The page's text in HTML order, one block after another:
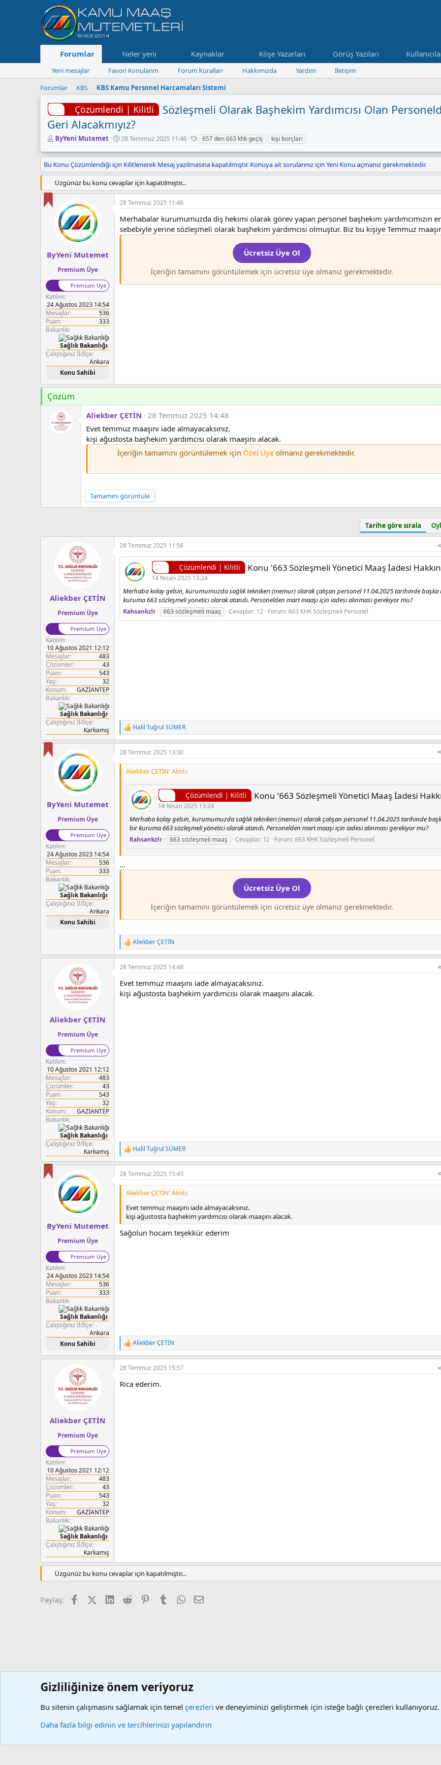
Forumlar Neler yeni Kaynaklar Köşe Yazarları Görüş Yazıları
Yeni mesajlar Favori Konularım Forum Kuralları Hakkımızda Yardım
İletişim
Forumlar
KBS KBS Kamu Personel Harcamaları Sistemi
Çözümlendi | Kilitli
Sözleşmeli̇ Olarak Başheki̇m Yardımcısı Olan
Geri̇ Alacakmıyız?
K
n
u
y
u
B
n
ByYeni Mutemet
B
ş
l
a
n
g
ı
ç
t
a
r
28 Temmuz 2025 11:46
E
t
i
k
e
l
r
657 den 663 khk geçiş kişi borçları
Bu Konu Çözümlendiği için Kilitlenerek Mesaj yazılmasına kapatılmıştır. Konuya ait sorularınız için Yeni Konu açmanız gerekmektedir.
Üzgünüz bu konu cevaplar için kapatılmıştır...
ByYeni Mutemet
Premium Üye
Premium Üye
Katılım
24 Ağustos 2023 14:54
Mesajlar
536
Puan
333
Bakanlık
Sağlık Bakanlığı
Çalıştığınız İl/İlçe
Ankara
Konu Sahibi
28 Temmuz 2025 11:46
Merhabalar kurumumuzda diş hekimi olarak görev yapan personel başhekim yardımcımızın
sebebiyle yerine sözleşmeli olarak başhekim yardımcısı olmuştur. Biz bu kişiye Temmuz
Ücretsiz Üye Ol
İçeriğin tamamını görüntülemek için ücretsiz üye olmanız gerekmektedir.
Çözüm
Aliekber ÇETİN
28 Temmuz 2025 14:48
Evet temmuz maaşını iade almayacaksınız.
kişi ağustosta başhekim yardımcısı olarak maaşını alacak.
İçeriğin tamamını görüntülemek için Özel Üye olmanız gerekmektedir.
Tamamını görüntüle
Tarihe göre sırala
Aliekber ÇETİN
Premium Üye
Premium Üye
Katılım
10 Ağustos 2021 12:12
Mesajlar
483
Çözümler
43
Puan
543
Yaş
32
Konum
GAZİANTEP
Bakanlık
Sağlık Bakanlığı
Çalıştığınız İl/İlçe
Karkamış
28 Temmuz 2025 11:56
Çözümlendi | Kilitli Konu '663 Sözleşmeli Yönetici Maaş İadesi
14 Nisan 2025 13:24
Merhaba kolay gelsin, kurumumuzda sağlık teknikeri (memur) olarak çalışan personel 11.04.2025 tarihinde başka
kuruma 663 sözleşmeli yönetici olarak atandı. Personelden mart maaşı için iadesi alınması gerekiyor mu?
Rahsankzlr 663 sözleşmeli maaş Cevaplar: 12 Forum:663 KHK Sözleşmeli Personel
T
e
p
k
i
Halil Tuğrul SÜMER
ByYeni Mutemet
Premium Üye
Premium Üye
Katılım
24 Ağustos 2023 14:54
Mesajlar
536
Puan
333
Bakanlık
Sağlık Bakanlığı
Çalıştığınız İl/İlçe
Ankara
Konu Sahibi
28 Temmuz 2025 13:30
Aliekber ÇETİN' Alıntı:
Çözümlendi | Kilitli Konu '663 Sözleşmeli Yönetici Maaş İadesi Hakkında'
14 Nisan 2025 13:24
Merhaba kolay gelsin, kurumumuzda sağlık teknikeri (memur) olarak çalışan personel 11.04.2025 tarihinde
bir kuruma 663 sözleşmeli yönetici olarak atandı. Personelden mart maaşı için iadesi alınması gerekiyor mu?
Rahsankzlr 663 sözleşmeli maaş Cevaplar: 12 Forum:663 KHK Sözleşmeli Personel
...
Ücretsiz Üye Ol
İçeriğin tamamını görüntülemek için ücretsiz üye olmanız gerekmektedir.
T
e
p
k
l
e
Aliekber ÇETİN
Aliekber ÇETİN
Premium Üye
Premium Üye
Katılım
10 Ağustos 2021 12:12
Mesajlar
483
Çözümler
43
Puan
543
Yaş
32
Konum
GAZİANTEP
Bakanlık
Sağlık Bakanlığı
Çalıştığınız İl/İlçe
Karkamış
28 Temmuz 2025 14:48
Evet temmuz maaşını iade almayacaksınız.
kişi ağustosta başhekim yardımcısı olarak maaşını alacak.
T
e
p
k
i
Halil Tuğrul SÜMER
ByYeni Mutemet
Premium Üye
Premium Üye
Katılım
24 Ağustos 2023 14:54
Mesajlar
536
Puan
333
Bakanlık
Sağlık Bakanlığı
Çalıştığınız İl/İlçe
Ankara
Konu Sahibi
28 Temmuz 2025 15:45
Aliekber ÇETİN' Alıntı:
Evet temmuz maaşını iade almayacaksınız.
kişi ağustosta başhekim yardımcısı olarak maaşını alacak.
Sağolun hocam teşekkür ederim
T
e
p
k
l
Aliekber ÇETİN
Aliekber ÇETİN
Premium Üye
Premium Üye
Katılım
10 Ağustos 2021 12:12
Mesajlar
483
Çözümler
43
Puan
543
Yaş
32
Konum
GAZİANTEP
Bakanlık
Sağlık Bakanlığı
Çalıştığınız İl/İlçe
Karkamış
28 Temmuz 2025 15:57
Rica ederim.
Üzgünüz bu konu cevaplar için kapatılmıştır...
Paylaş: FacebookX (Twitter)
LinkedInReddit PinterestTumblrWhatsApp
E-posta
KBS Kamu Personel Harcamaları Sistemi
XenForo 2 Türkçe yama 🇹🇷 [XGT] Yazılım
Gizliliğinize önem veriyoruz
Bu sitenin çalışmasını sağlamak için temel çerezleri ve deneyiminizi geliştirmek için isteğe bağlı çerezleri kullanıyoruz.
Daha fazla bilgi edinin ve tercihlerinizi yapılandırın